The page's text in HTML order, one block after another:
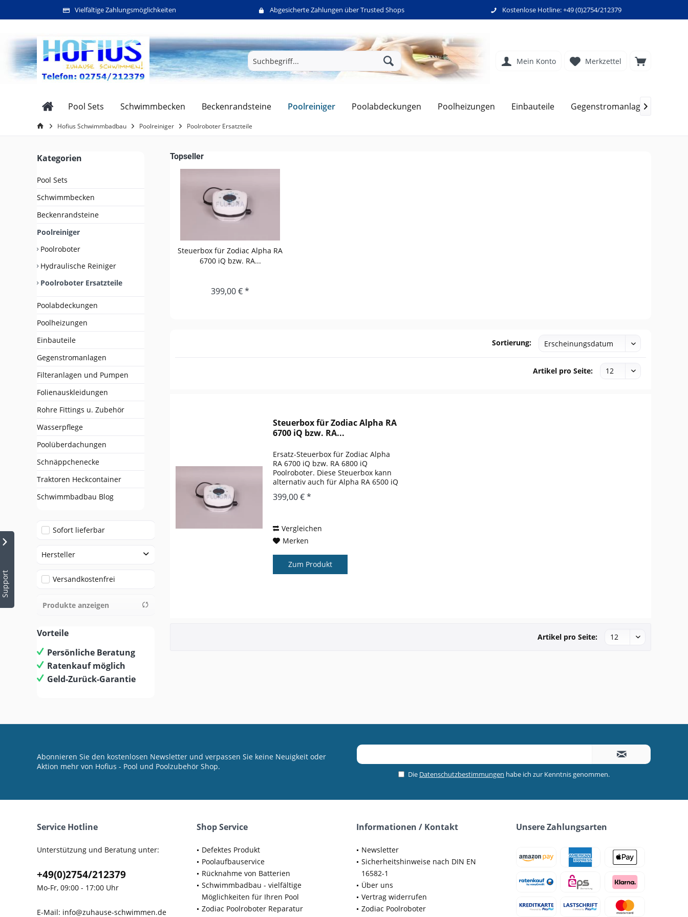
Support
Vielfältige Zahlungsmöglichkeiten Abgesicherte Zahlungen über Trusted Shops Kostenlose Hotline: +49 (0)2754/212379
Merkzettel
Mein Konto
Pool Sets Schwimmbecken Beckenrandsteine Poolreiniger Poolabdeckungen Poolheizungen Einbauteile Gegenstromanlagen

Hofius Schwimmbadbau Poolreiniger Poolroboter Ersatzteile
Kategorien
Pool Sets
Schwimmbecken
Beckenrandsteine
Poolreiniger
Poolroboter
Hydraulische Reiniger
Poolroboter Ersatzteile
Poolabdeckungen
Poolheizungen
Einbauteile
Gegenstromanlagen
Filteranlagen und Pumpen
Folienauskleidungen
Rohre Fittings u. Zubehör
Wasserpflege
Poolüberdachungen
Schnäppchenecke
Traktoren Heckcontainer
Schwimmbadbau Blog
Sofort lieferbar
Hersteller
Zodiac
Versandkostenfrei
Produkte anzeigen
Vorteile
Persönliche Beratung
Ratenkauf möglich
Geld-Zurück-Garantie
Topseller
Steuerbox für Zodiac Alpha RA
6700 iQ bzw. RA...
399,00 € *
Sortierung:
Artikel pro Seite:
Steuerbox für Zodiac Alpha RA
6700 iQ bzw. RA...
Ersatz-Steuerbox für Zodiac Alpha
RA 6700 iQ bzw. RA 6800 iQ
Poolroboter. Diese Steuerbox kann
alternativ auch für Alpha RA 6500 iQ
Poolrobter verwendet werden. Bei
Fragen zur Verwendung dieses
399,00 € *
Vergleichen
Merken
Zum Produkt
Artikel pro Seite:
Abonnieren Sie den kostenlosen Newsletter und verpassen Sie keine Neuigkeit oder
Aktion mehr von Hofius - Pool und Poolzubehör Shop.
Die Datenschutzbestimmungen habe ich zur Kenntnis genommen.
Service Hotline
Unterstützung und Beratung unter:
+49(0)2754/212379
Mo-Fr, 09:00 - 17:00 Uhr
E-Mail: info@zuhause-schwimmen.de
Shop Service
Defektes Produkt
Poolaufbauservice
Rücknahme von Batterien
Schwimmbadbau - vielfältige
Möglichkeiten für Ihren Pool
Zodiac Poolroboter Reparatur
Informationen / Kontakt
Newsletter
Sicherheitshinweise nach DIN EN
16582-1
Über uns
Vertrag widerrufen
Zodiac Poolroboter
Unsere Zahlungsarten